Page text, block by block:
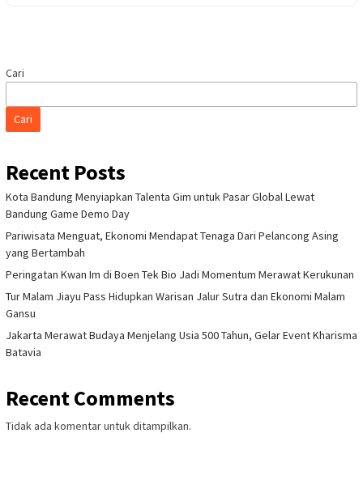
Cari
Cari
Recent Posts
Kota Bandung Menyiapkan Talenta Gim untuk Pasar Global Lewat
Bandung Game Demo Day
Pariwisata Menguat, Ekonomi Mendapat Tenaga Dari Pelancong Asing
yang Bertambah
Peringatan Kwan Im di Boen Tek Bio Jadi Momentum Merawat Kerukunan
Tur Malam Jiayu Pass Hidupkan Warisan Jalur Sutra dan Ekonomi Malam
Gansu
Jakarta Merawat Budaya Menjelang Usia 500 Tahun, Gelar Event Kharisma
Batavia
Recent Comments
Tidak ada komentar untuk ditampilkan.